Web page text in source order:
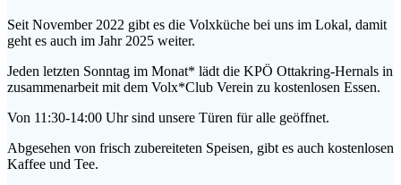
Seit November 2022 gibt es die Volxküche bei uns im Lokal, damit
geht es auch im Jahr 2025 weiter.
Jeden letzten Sonntag im Monat* lädt die KPÖ Ottakring-Hernals in
zusammenarbeit mit dem Volx*Club Verein zu kostenlosen Essen.
Von 11:30-14:00 Uhr sind unsere Türen für alle geöffnet.
Abgesehen von frisch zubereiteten Speisen, gibt es auch kostenlosen
Kaffee und Tee.